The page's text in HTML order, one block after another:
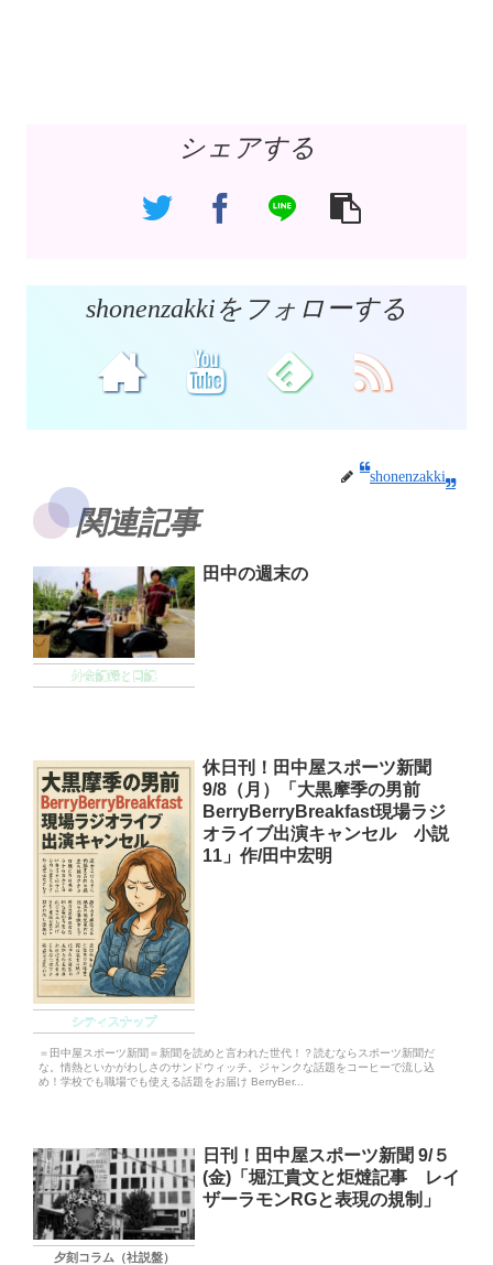
シェアする
shonenzakkiをフォローする
shonenzakki
関連記事
外食記録と日記
田中の週末の
シティスナップ
休日刊！田中屋スポーツ新聞
9/8（月）「大黒摩季の男前
BerryBerryBreakfast現場ラジ
オライブ出演キャンセル 小説
11」作/田中宏明
＝田中屋スポーツ新聞＝新聞を読めと言われた世代！？読むならスポーツ新聞だ
な。情熱といかがわしさのサンドウィッチ。ジャンクな話題をコーヒーで流し込
め！学校でも職場でも使える話題をお届け BerryBer...
夕刻コラム（社説盤）
日刊！田中屋スポーツ新聞 9/５
(金)「堀江貴文と炬燵記事 レイ
ザーラモンRGと表現の規制」